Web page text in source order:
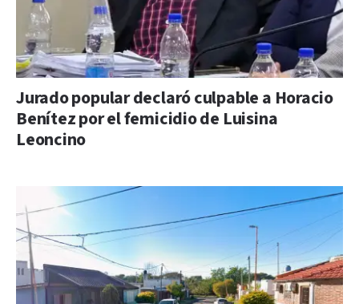
Jurado popular declaró culpable a Horacio
Benítez por el femicidio de Luisina
Leoncino